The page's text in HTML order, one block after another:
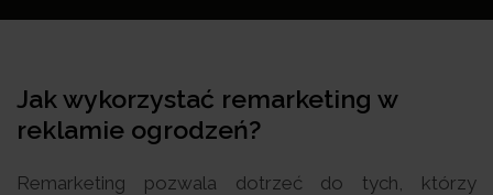
Jak wykorzystać remarketing w
reklamie ogrodzeń?
Remarketing pozwala dotrzeć do tych, którzy